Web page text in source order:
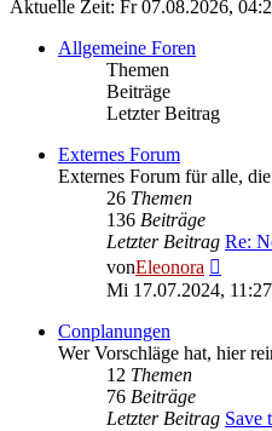
Aktuelle Zeit: Fr 07.08.2026,
Allgemeine Foren
Themen
Beiträge
Letzter Beitrag
Externes Forum
Externes Forum für alle,
26 Themen
136 Beiträge
Letzter Beitrag Re:
vonEleonora
Mi 17.07.2024,
Conplanungen
Wer Vorschläge hat, hier
12 Themen
76 Beiträge
Letzter Beitrag Save